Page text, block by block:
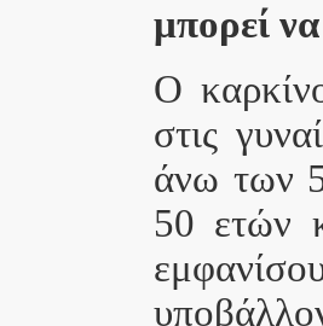
μπορεί
Ο
στις
άνω των
50 ετών